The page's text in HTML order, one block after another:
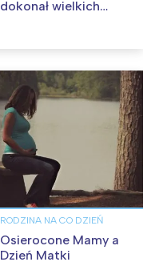
dokonał wielkich
RODZINA NA CO DZIEŃ
Osierocone Mamy a
Dzień Matki